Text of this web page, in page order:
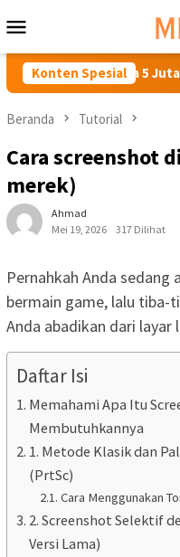
ke
kontenMobile
Konten Spesial
Harga 5 Jutaan dengan
Beranda Tutorial
Cara screenshot
merek)
Ahmad
Mei 19, 2026
317 Dilihat
Pernahkah Anda sedang
bermain game, lalu tiba-
Anda abadikan dari layar
Daftar Isi
Memahami Apa Itu
Membutuhkannya
1. Metode Klasik dan
(PrtSc)
Cara Menggunakan
2. Screenshot Selektif
Versi Lama)